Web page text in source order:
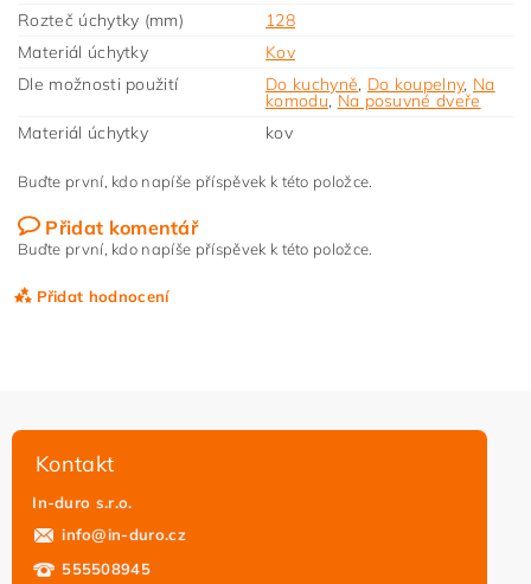
Rozteč úchytky (mm)
128
Materiál úchytky
Kov
Dle možnosti použití
Do kuchyně, Do koupelny, Na
komodu, Na posuvné dveře
Materiál úchytky
kov
Buďte první, kdo napíše příspěvek k této položce.
Přidat komentář
Buďte první, kdo napíše příspěvek k této položce.
Přidat hodnocení
Kontakt
In-duro s.r.o.
info@in-duro.cz
555508945